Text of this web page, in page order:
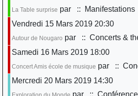
La Table surprise par
:: Manifestations
Vendredi 15 Mars 2019 20:30
Autour de Nougaro par
:: Concerts &
Samedi 16 Mars 2019 18:00
Concert Amis école de musique par
::
Mercredi 20 Mars 2019 14:30
par
::